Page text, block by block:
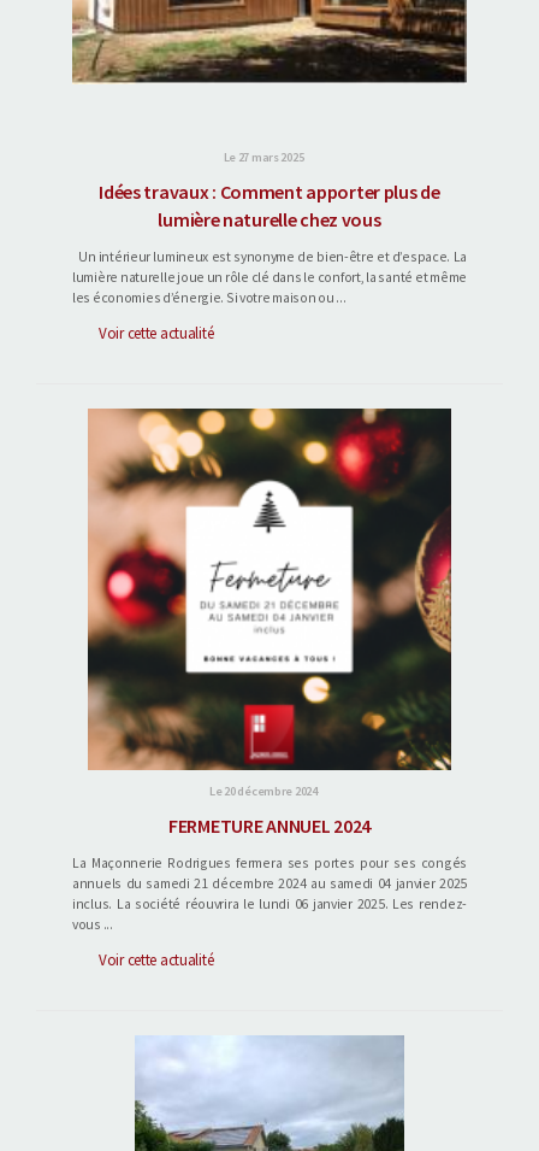
Le 27 mars 2025
Idées travaux : Comment apporter plus de
lumière naturelle chez vous
Un intérieur lumineux est synonyme de bien-être et d’espace. La
lumière naturelle joue un rôle clé dans le confort, la santé et même
les économies d’énergie. Si votre maison ou ...
Voir cette actualité
Le 20 décembre 2024
FERMETURE ANNUEL 2024
La Maçonnerie Rodrigues fermera ses portes pour ses congés
annuels du samedi 21 décembre 2024 au samedi 04 janvier 2025
inclus. La société réouvrira le lundi 06 janvier 2025. Les rendez-
vous ...
Voir cette actualité